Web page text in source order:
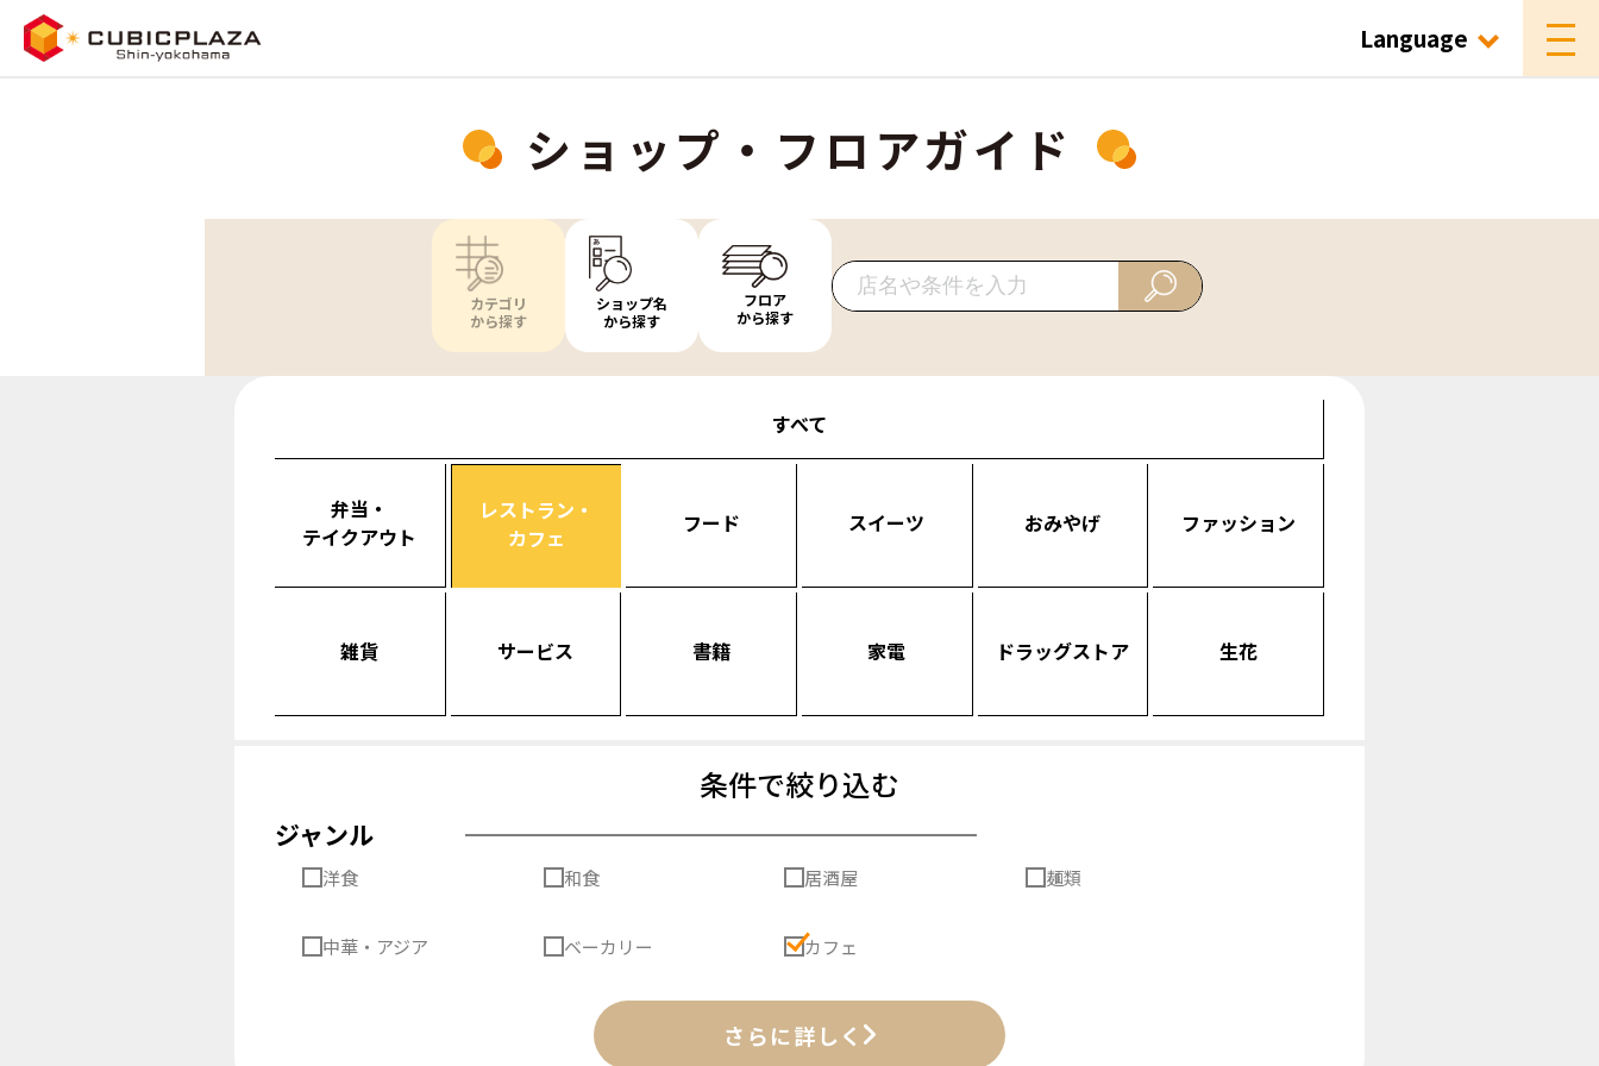
Language
ショップ・フロアガイド
カテゴリ
から探す
ショップ名
から探す
フロア
から探す
すべて
弁当・
テイクアウト
レストラン・
カフェ
フード スイーツ おみやげ ファッション
雑貨 サービス 書籍 家電 ドラッグストア 生花
条件で絞り込む
ジャンル
洋食 和食 居酒屋 麺類
中華・アジア ベーカリー カフェ
さらに詳しく